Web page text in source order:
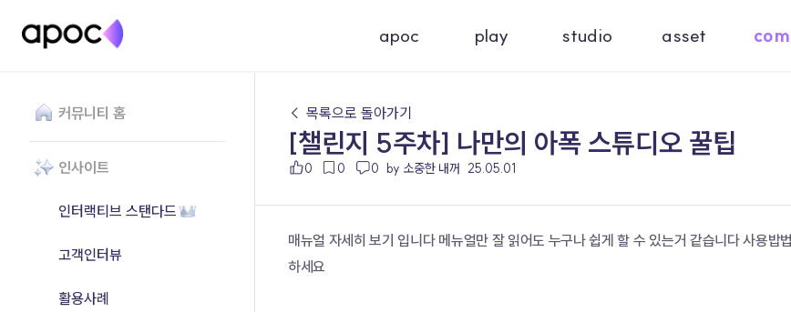
apoc play studio asset
커뮤니티 홈
인사이트
인터랙티브 스탠다드
고객인터뷰
활용사례
← 목록으로 돌아가기
[챌린지 5주차] 나만의 아폭 스튜디오 꿀팁
0 0 0 by 소중한 내꺼 25.05.01
매뉴얼 자세히 보기 입니다 메뉴얼만 잘 읽어도 누구나 쉽게 할 수 있는거 같습니다 사용
하세요